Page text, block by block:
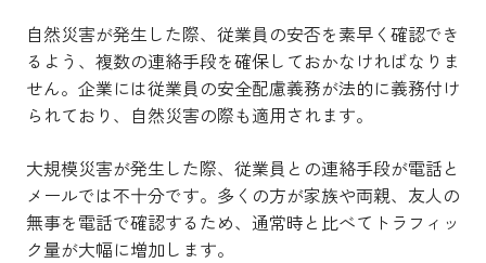
自然災害が発生した際、従業員の安否を素早く確認でき
るよう、複数の連絡手段を確保しておかなければなりま
せん。企業には従業員の安全配慮義務が法的に義務付け
られており、自然災害の際も適用されます。
大規模災害が発生した際、従業員との連絡手段が電話と
メールでは不十分です。多くの方が家族や両親、友人の
無事を電話で確認するため、通常時と比べてトラフィッ
ク量が大幅に増加します。